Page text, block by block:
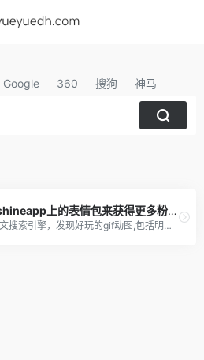
Google 360 搜狗 神马
闪萌官网-利用weshineapp上的表情包来获得更多粉丝及收益
闪萌官网，GIF动图中文搜索引擎，发现好玩的gif动图,包括明星、美女、搞笑、微信QQ聊天表情包，可以一键分享到微信QQ新浪微博，支持gif动图下载，表情包下载到手机